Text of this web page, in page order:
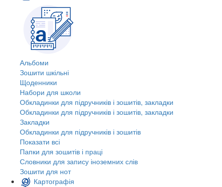
Альбоми
Зошити шкільні
Щоденники
Набори для школи
Обкладинки для підручників і зошитів, закладки
Обкладинки для підручників і зошитів, закладки
Закладки
Обкладинки для підручників і зошитів
Показати всі
Папки для зошитів і праці
Словники для запису іноземних слів
Зошити для нот
Картографія